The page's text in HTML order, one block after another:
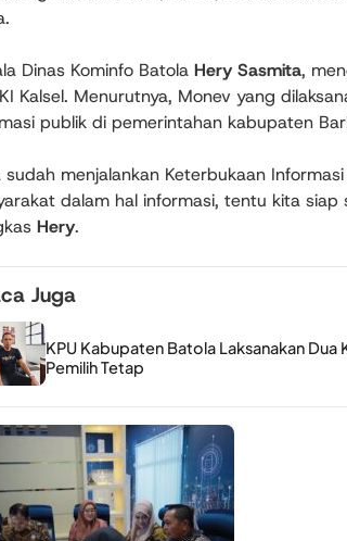
Dinas Kominfo Batola Hery Sasmita,
Kalsel. Menurutnya, Monev yang
publik di pemerintahan kabupaten
sudah menjalankan Keterbukaan
dalam hal informasi, tentu kita
Hery.
Juga
KPU Kabupaten Batola Laksanakan
Pemilih Tetap